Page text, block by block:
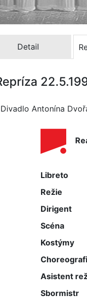
Detail
Antonína
Libreto
Režie
Dirigent
Scéna
Kostýmy
Asistent
Sbormistr